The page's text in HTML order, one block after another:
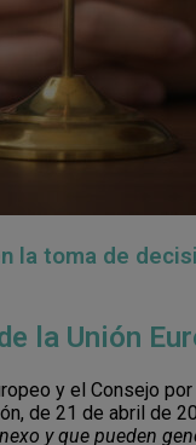
la toma de
la Unión
y el Consejo
de 21 de abril de
y que pueden